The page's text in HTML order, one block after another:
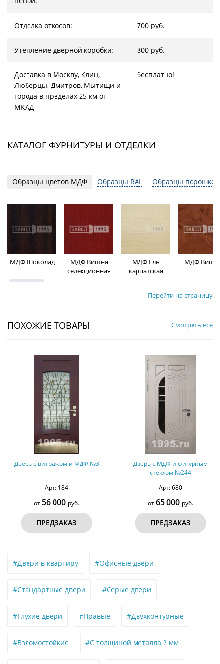
Отделка откосов: 700 руб.
Утепление дверной коробки: 800 руб.
Доставка в Москву, Клин,
Люберцы, Дмитров, Мытищи и
города в пределах 25 км от
МКАД
бесплатно!
КАТАЛОГ ФУРНИТУРЫ И ОТДЕЛКИ
Образцы цветов МДФ Образцы RAL Образцы
МДФ Шоколад
МДФ Вишня
селекционная
МДФ Ель
карпатская
МДФ
Перейти на страницу
ПОХОЖИЕ ТОВАРЫ Смотреть все
№3
Дверь с МДФ и фигурным
от65 000
ПРЕДЗАКАЗ
Дверь с МДФ и
от40 000
#Двери в квартиру #Офисные двери
#Стандартные двери #Серые двери
#Глухие двери #Правые #Двухконтурные
#Взломостойкие #С толщиной металла 2 мм